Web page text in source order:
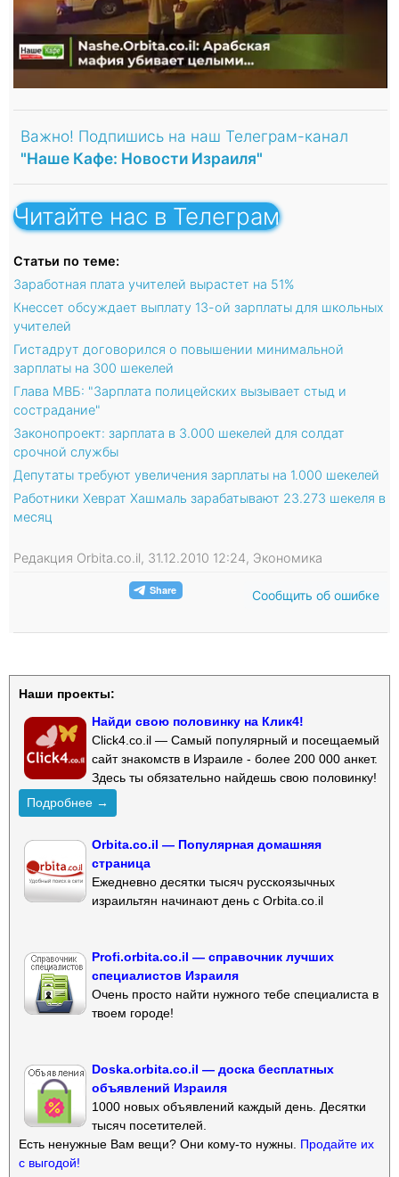
Важно! Подпишись на наш Телеграм-канал
"Наше Кафе: Новости Израиля"
Читайте нас в Телеграм
Статьи по теме:
Заработная плата учителей вырастет на 51%
Кнессет обсуждает выплату 13-ой зарплаты для школьных
учителей
Гистадрут договорился о повышении минимальной
зарплаты на 300 шекелей
Глава МВБ: "Зарплата полицейских вызывает стыд и
сострадание"
Законопроект: зарплата в 3.000 шекелей для солдат
срочной службы
Депутаты требуют увеличения зарплаты на 1.000 шекелей
Работники Хеврат Хашмаль зарабатывают 23.273 шекеля в
месяц
Редакция Orbita.co.il, 31.12.2010 12:24, Экономика
Сообщить об ошибке
Наши проекты:
Найди свою половинку на Клик4!
Click4.co.il — Самый популярный и посещаемый
сайт знакомств в Израиле - более 200 000 анкет.
Здесь ты обязательно найдешь свою половинку!
Подробнее →
Orbita.co.il — Популярная домашняя
страница
Ежедневно десятки тысяч русскоязычных
израильтян начинают день с Orbita.co.il
Profi.orbita.co.il — справочник лучших
специалистов Израиля
Очень просто найти нужного тебе специалиста в
твоем городе!
Doska.orbita.co.il — доска бесплатных
объявлений Израиля
1000 новых объявлений каждый день. Десятки
тысяч посетителей.
Есть ненужные Вам вещи? Они кому-то нужны. Продайте их
с выгодой!